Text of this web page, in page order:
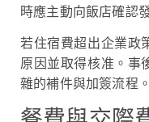
時應主動向飯店確認
若住宿費超出企業政
原因並取得核准。事
雜的補件與加簽流程。